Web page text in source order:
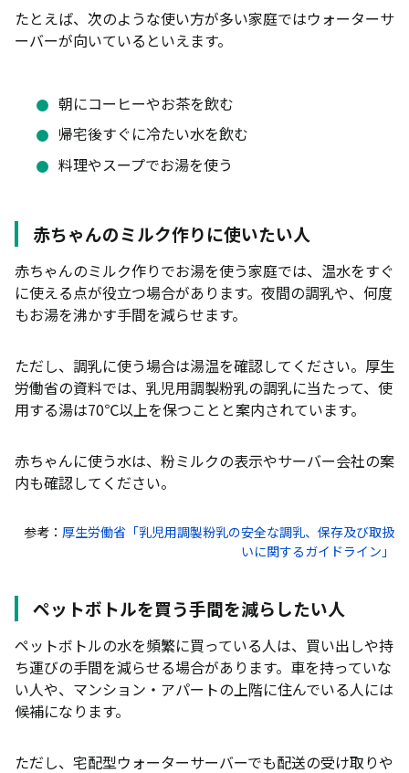
たとえば、次のような使い方が多い家庭ではウォーターサ
ーバーが向いているといえます。
朝にコーヒーやお茶を飲む
帰宅後すぐに冷たい水を飲む
料理やスープでお湯を使う
赤ちゃんのミルク作りに使いたい人
赤ちゃんのミルク作りでお湯を使う家庭では、温水をすぐ
に使える点が役立つ場合があります。夜間の調乳や、何度
もお湯を沸かす手間を減らせます。
ただし、調乳に使う場合は湯温を確認してください。厚生
労働省の資料では、乳児用調製粉乳の調乳に当たって、使
用する湯は70℃以上を保つことと案内されています。
赤ちゃんに使う水は、粉ミルクの表示やサーバー会社の案
内も確認してください。
参考： 厚生労働省「乳児用調製粉乳の安全な調乳、保存及び取扱
いに関するガイドライン」
ペットボトルを買う手間を減らしたい人
ペットボトルの水を頻繁に買っている人は、買い出しや持
ち運びの手間を減らせる場合があります。車を持っていな
い人や、マンション・アパートの上階に住んでいる人には
候補になります。
ただし、宅配型ウォーターサーバーでも配送の受け取りや